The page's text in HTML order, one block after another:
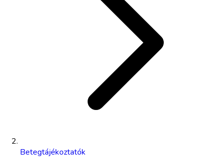
Betegtájékoztatók